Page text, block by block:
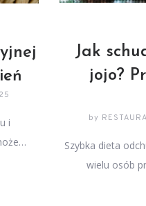
i
Jak
jojo?
by
Szybka dieta
wielu osób